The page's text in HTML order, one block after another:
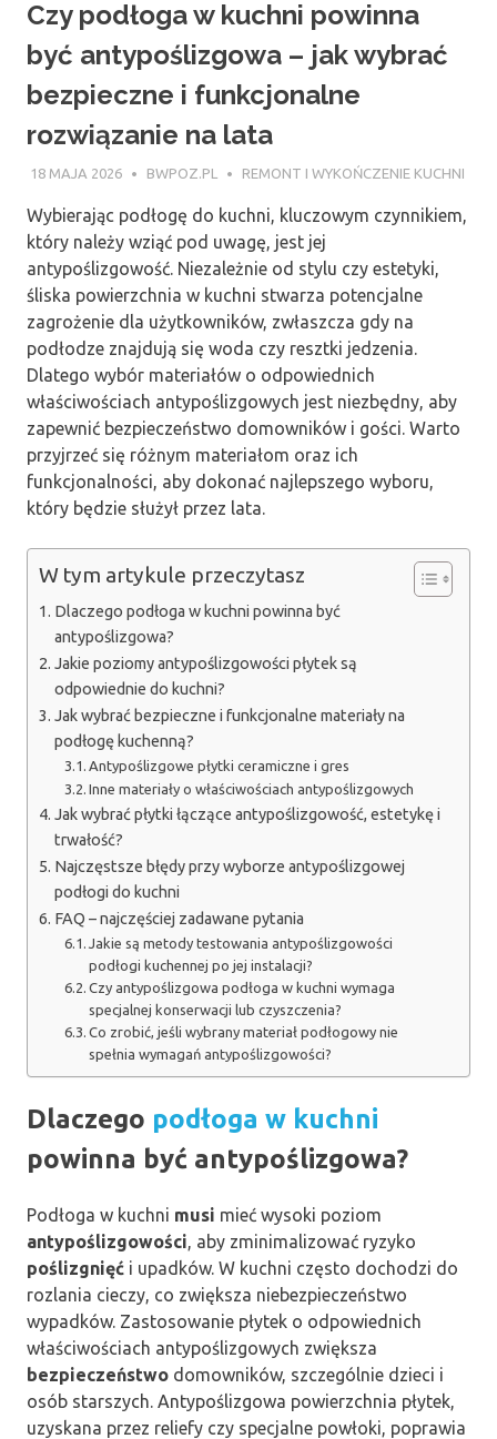
Czy podłoga w kuchni powinna
być antypoślizgowa – jak wybrać
bezpieczne i funkcjonalne
rozwiązanie na lata
18 MAJA 2026 BWPOZ.PL REMONT I WYKOŃCZENIE KUCHNI
Wybierając podłogę do kuchni, kluczowym czynnikiem,
który należy wziąć pod uwagę, jest jej
antypoślizgowość. Niezależnie od stylu czy estetyki,
śliska powierzchnia w kuchni stwarza potencjalne
zagrożenie dla użytkowników, zwłaszcza gdy na
podłodze znajdują się woda czy resztki jedzenia.
Dlatego wybór materiałów o odpowiednich
właściwościach antypoślizgowych jest niezbędny, aby
zapewnić bezpieczeństwo domowników i gości. Warto
przyjrzeć się różnym materiałom oraz ich
funkcjonalności, aby dokonać najlepszego wyboru,
który będzie służył przez lata.
W tym artykule przeczytasz
Dlaczego podłoga w kuchni powinna być
antypoślizgowa?
Jakie poziomy antypoślizgowości płytek są
odpowiednie do kuchni?
Jak wybrać bezpieczne i funkcjonalne materiały na
podłogę kuchenną?
Antypoślizgowe płytki ceramiczne i gres
Inne materiały o właściwościach antypoślizgowych
Jak wybrać płytki łączące antypoślizgowość, estetykę i
trwałość?
Najczęstsze błędy przy wyborze antypoślizgowej
podłogi do kuchni
FAQ – najczęściej zadawane pytania
Jakie są metody testowania antypoślizgowości
podłogi kuchennej po jej instalacji?
Czy antypoślizgowa podłoga w kuchni wymaga
specjalnej konserwacji lub czyszczenia?
Co zrobić, jeśli wybrany materiał podłogowy nie
spełnia wymagań antypoślizgowości?
Dlaczego podłoga w kuchni
powinna być antypoślizgowa?
Podłoga w kuchni musi mieć wysoki poziom
antypoślizgowości , aby zminimalizować ryzyko
poślizgnięć i upadków. W kuchni często dochodzi do
rozlania cieczy, co zwiększa niebezpieczeństwo
wypadków. Zastosowanie płytek o odpowiednich
właściwościach antypoślizgowych zwiększa
bezpieczeństwo domowników, szczególnie dzieci i
osób starszych. Antypoślizgowa powierzchnia płytek,
uzyskana przez reliefy czy specjalne powłoki, poprawia